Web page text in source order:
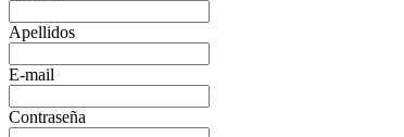
Apellidos
E-mail
Contraseña